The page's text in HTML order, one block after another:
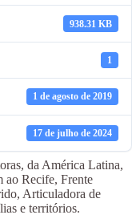
938.31 KB
1
1 de agosto de 2019
17 de julho de 2024
da América Latina,
ao Recife, Frente
Articuladora de
e territórios.